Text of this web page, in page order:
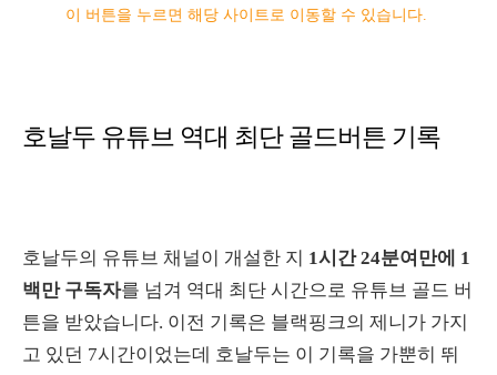
이 버튼을 누르면 해당 사이트로 이동할 수 있습니다.
호날두 유튜브 역대 최단 골드버튼 기록
호날두의 유튜브 채널이 개설한 지 1시간 24분여만에 1
백만 구독자를 넘겨 역대 최단 시간으로 유튜브 골드 버
튼을 받았습니다. 이전 기록은 블랙핑크의 제니가 가지
고 있던 7시간이었는데 호날두는 이 기록을 가뿐히 뛰